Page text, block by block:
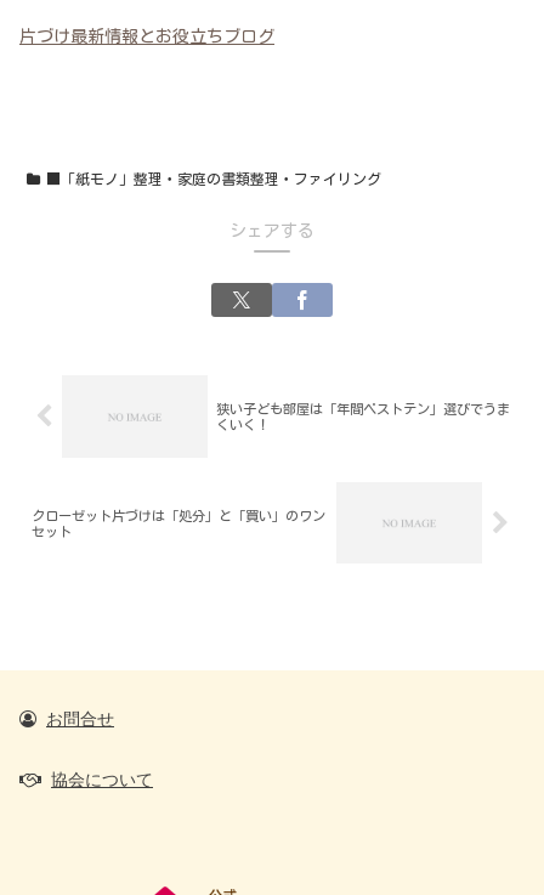
片づけ最新情報とお役立ちブログ
■「紙モノ」整理・家庭の書類整理・ファイリング
シェアする
狭い子ども部屋は「年間ベストテン」選びでうま
くいく！
クローゼット片づけは「処分」と「買い」のワン
セット
お問合せ
協会について